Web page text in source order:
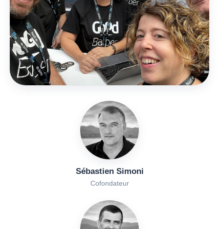
Sébastien Simoni
Cofondateur